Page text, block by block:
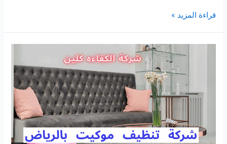
شركة
قراءة المزيد »